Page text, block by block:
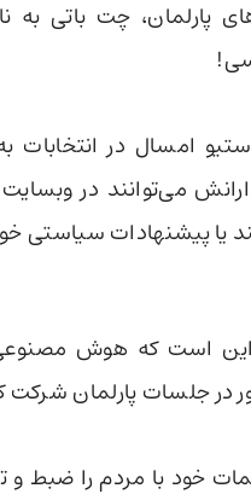
امسال در انتخابات
می‌توانند در وبسایت
پیشنهادات سیاستی خود
است که هوش مصنوعی
جلسات پارلمان شرکت
خود با مردم را ضبط و